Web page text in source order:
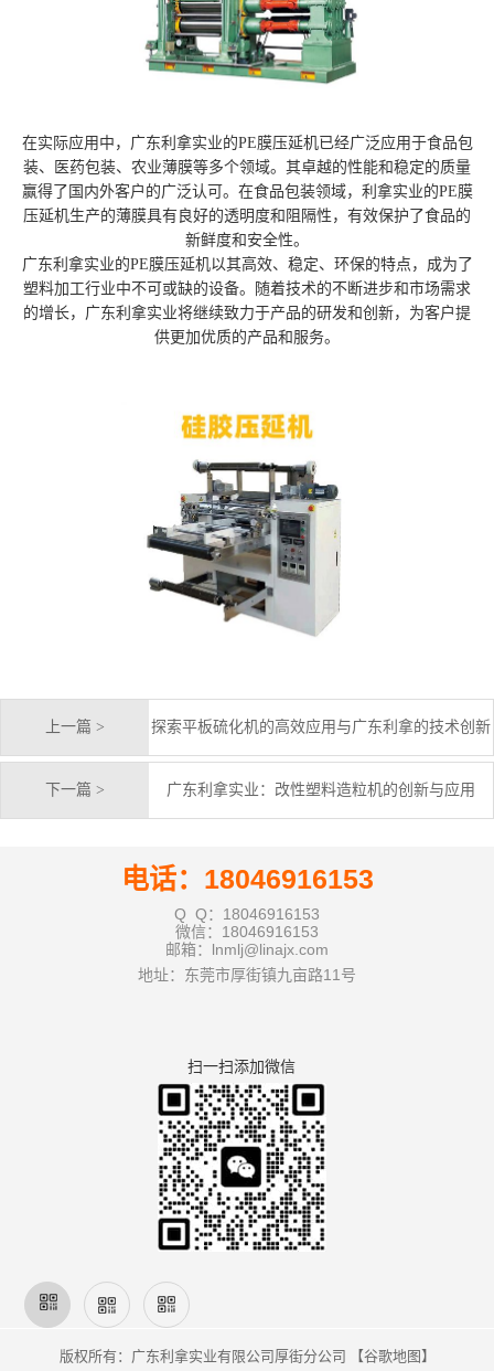
在实际应用中，广东利拿实业的PE膜压延机已经广泛应用于食品包
装、医药包装、农业薄膜等多个领域。其卓越的性能和稳定的质量
赢得了国内外客户的广泛认可。在食品包装领域，利拿实业的PE膜
压延机生产的薄膜具有良好的透明度和阻隔性，有效保护了食品的
新鲜度和安全性。
广东利拿实业的PE膜压延机以其高效、稳定、环保的特点，成为了
塑料加工行业中不可或缺的设备。随着技术的不断进步和市场需求
的增长，广东利拿实业将继续致力于产品的研发和创新，为客户提
供更加优质的产品和服务。
上一篇 > 探索平板硫化机的高效应用与广东利拿的技术创新
下一篇 > 广东利拿实业：改性塑料造粒机的创新与应用
电话：18046916153
Q Q：18046916153
微信：18046916153
邮箱：lnmlj@linajx.com
地址：东莞市厚街镇九亩路11号
扫一扫添加微信
版权所有：广东利拿实业有限公司厚街分公司 【谷歌地图 】